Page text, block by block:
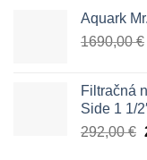
Aquark
1690,00€
Filtračná
Side 1 1/
292,00€